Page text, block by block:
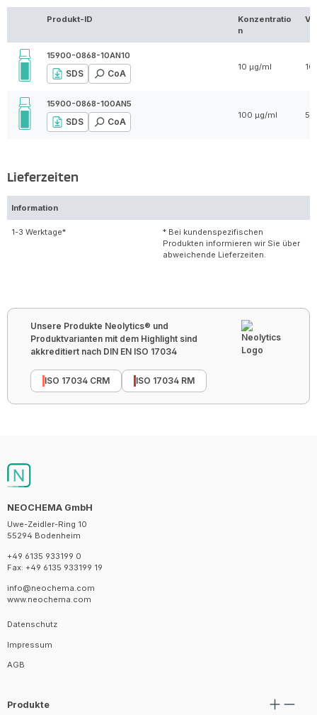
Produkt-ID
Konzentratio
n
15900-0868-10AN10
SDS CoA
10 µg/ml 10
15900-0868-100AN5
SDS CoA
100 µg/ml 5
Lieferzeiten
Information
1-3 Werktage*
* Bei kundenspezifischen
Produkten informieren wir Sie über
abweichende Lieferzeiten.
Unsere Produkte Neolytics® und
Produktvarianten mit dem Highlight sind
akkreditiert nach DIN EN ISO 17034
ISO 17034 CRM ISO 17034 RM
NEOCHEMA GmbH
Uwe-Zeidler-Ring 10
55294 Bodenheim
+49 6135 933199 0
Fax: +49 6135 933199 19
info@neochema.com
www.neochema.com
Datenschutz
Impressum
AGB
Produkte